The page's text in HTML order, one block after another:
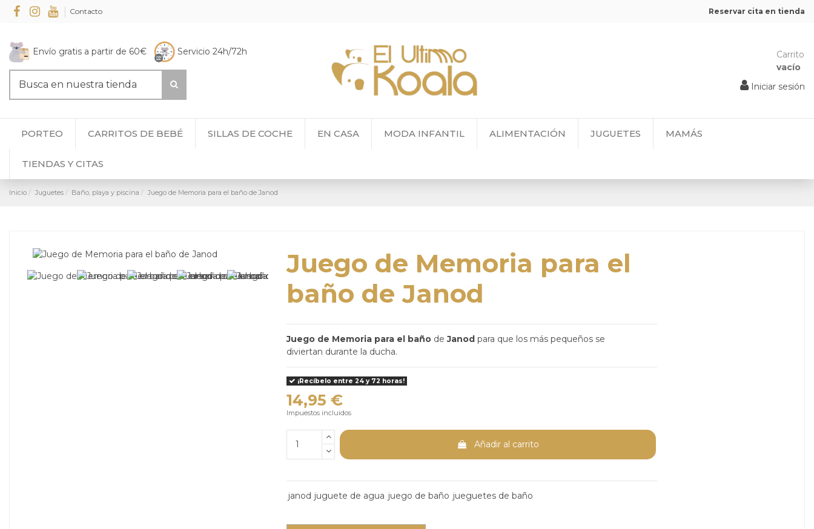
Contacto Reservar cita en tienda
Envío gratis a partir de 60€ Servicio 24h/72h
Carrito
vacío
Iniciar sesión
PORTEO CARRITOS DE BEBÉ SILLAS DE COCHE EN CASA MODA INFANTIL ALIMENTACIÓN JUGUETES MAMÁS
TIENDAS Y CITAS
Inicio Juguetes Baño, playa y piscina Juego de Memoria para el baño de Janod
Juego de Memoria para el
baño de Janod
Juego de Memoria para el bañodeJanodpara que los más pequeños se
diviertan durante la ducha.
¡Recíbelo entre 24 y 72 horas!
14,95 €
Impuestos incluidos
Añadir al carrito
janod juguete de agua juego de baño jueguetes de baño